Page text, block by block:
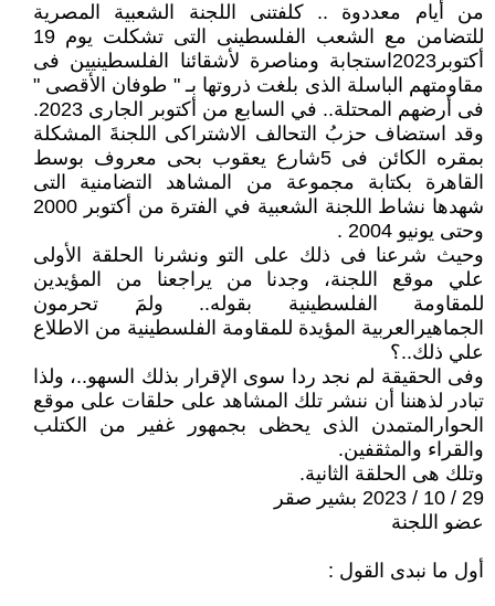
من أيام معددوة .. كلفتنى اللجنة الشعبية المصرية
للتضامن مع الشعب الفلسطينى التى تشكلت يوم 19
أكتوبر2023استجابة ومناصرة لأشقائنا الفلسطينيين فى
مقاومتهم الباسلة الذى بلغت ذروتها بـ " طوفان الأقصى "
فى أرضهم المحتلة.. في السابع من أكتوبر الجارى 2023.
وقد استضاف حزبُ التحالف الاشتراكى اللجنةَ المشكلة
بمقره الكائن فى 5شارع يعقوب بحى معروف بوسط
القاهرة بكتابة مجموعة من المشاهد التضامنية التى
شهدها نشاط اللجنة الشعبية في الفترة من أكتوبر 2000
وحتى يونيو 2004 .
وحيث شرعنا فى ذلك على التو ونشرنا الحلقة الأولى
علي موقع اللجنة، وجدنا من يراجعنا من المؤيدين
للمقاومة الفلسطينية بقوله.. ولمَ تحرمون
الجماهيرالعربية المؤيدة للمقاومة الفلسطينية من الاطلاع
علي ذلك..؟
وفى الحقيقة لم نجد ردا سوى الإقرار بذلك السهو..، ولذا
تبادر لذهننا أن ننشر تلك المشاهد على حلقات على موقع
الحوارالمتمدن الذى يحظى بجمهور غفير من الكتلب
والقراء والمثقفين.
وتلك هى الحلقة الثانية.
29 / 10 / 2023 بشير صقر
عضو اللجنة
أول ما نبدى القول :